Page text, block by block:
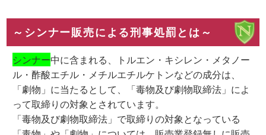
～シンナー販売による刑事処罰とは～
シンナー中に含まれる、トルエン・キシレン・メタノー
ル・酢酸エチル・メチルエチルケトンなどの成分は、
「劇物」に当たるとして、「毒物及び劇物取締法」によ
って取締りの対象とされています。
「毒物及び劇物取締法」で取締りの対象となっている